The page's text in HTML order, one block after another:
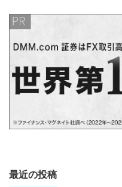
最近の投稿